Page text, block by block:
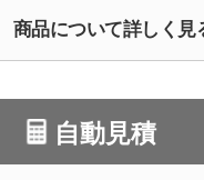
商品について詳しく見
自動見積